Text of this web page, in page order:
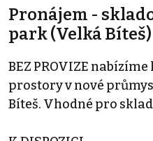
Pronájem -
park (Velká Bíteš)
BEZ PROVIZE
prostory v nové
Bíteš. Vhodné pro